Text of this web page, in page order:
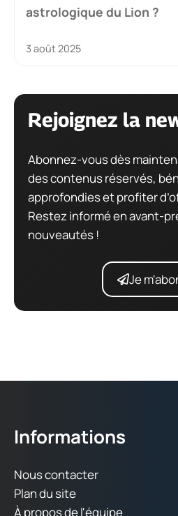
astrologique du Lion ?
3 août 2025
Rejoignez la
Abonnez-vous dès
des contenus réservés,
approfondies et profiter
Restez informé en avant-
nouveautés !
Je
Informations
Nous contacter
Plan du site
À propos de l'équipe